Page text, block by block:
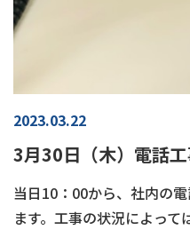
2023.03.22
3月30日（木）電話
当日10：00から、社内の
ます。工事の状況によっ